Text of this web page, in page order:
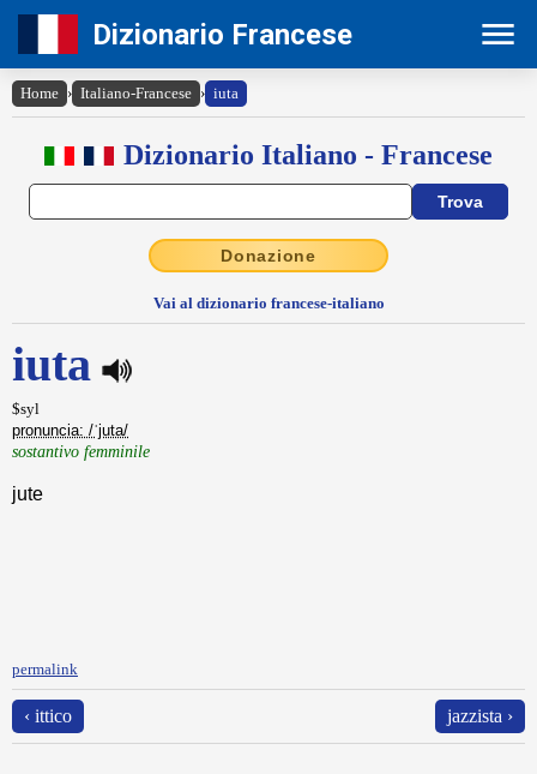
Dizionario Francese
Home › Italiano-Francese › iuta
Dizionario Italiano - Francese
Donazione
Vai al dizionario francese-italiano
iuta
$syl
pronuncia: /ˈjuta/
sostantivo femminile
jute
permalink
‹ ittico jazzista ›